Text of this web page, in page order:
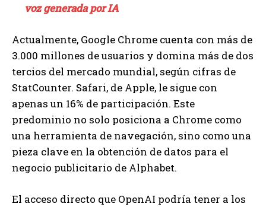
voz generada por IA
Actualmente, Google Chrome cuenta con más de
3.000 millones de usuarios y domina más de dos
tercios del mercado mundial, según cifras de
StatCounter. Safari, de Apple, le sigue con
apenas un 16% de participación. Este
predominio no solo posiciona a Chrome como
una herramienta de navegación, sino como una
pieza clave en la obtención de datos para el
negocio publicitario de Alphabet.
El acceso directo que OpenAI podría tener a los